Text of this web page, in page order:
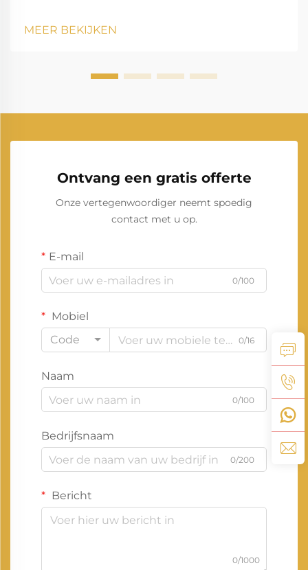
zorginstellingen en industrieën zonder onderbreking
MEER BEKIJKEN
Ontvang een gratis offerte
Onze vertegenwoordiger neemt spoedig
contact met u op.
E-mail
0/100
Mobiel
Code
0/16
Naam
0/100
Bedrijfsnaam
0/200
Bericht
0/1000